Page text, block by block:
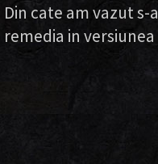
Din cate am vazut
remedia in